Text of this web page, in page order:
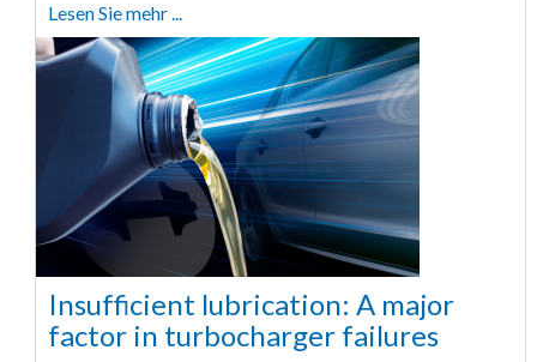
Lesen Sie mehr ...
Insufficient lubrication: A major
factor in turbocharger failures